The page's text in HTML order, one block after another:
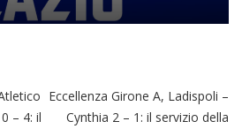
– 4: il
Eccellenza Girone A, Ladispoli –
Cynthia 2 – 1: il servizio della